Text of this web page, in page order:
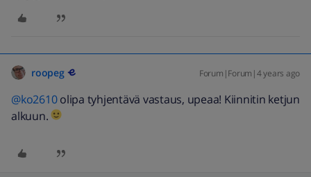
roopeg Forum|Forum|4 years ago
@ko2610olipa tyhjentävä vastaus, upeaa! Kiinnitin ketjun
alkuun.